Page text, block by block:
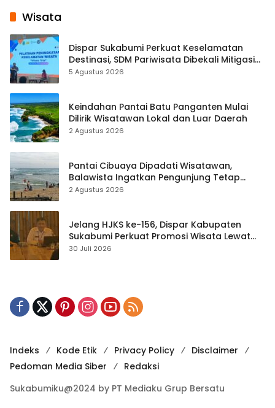
Wisata
Dispar Sukabumi Perkuat Keselamatan
Destinasi, SDM Pariwisata Dibekali Mitigasi
hingga Teknik Evakuasi
5 Agustus 2026
Keindahan Pantai Batu Panganten Mulai
Dilirik Wisatawan Lokal dan Luar Daerah
2 Agustus 2026
Pantai Cibuaya Dipadati Wisatawan,
Balawista Ingatkan Pengunjung Tetap
Waspada
2 Agustus 2026
Jelang HJKS ke-156, Dispar Kabupaten
Sukabumi Perkuat Promosi Wisata Lewat
Publikasi Digital
30 Juli 2026
Indeks Kode Etik Privacy Policy
Disclaimer
Pedoman Media Siber
Redaksi
Sukabumiku@2024 by PT Mediaku Grup Bersatu